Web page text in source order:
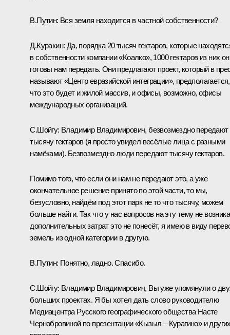
В.Путин: Вся земля находится в частной собственности?
Д.Куракин: Да, порядка 20 тысяч гектаров, которые
в собственности компании «Коалко», 1000 гектаров из них
готовы нам передать. Они предлагают проект, который в
называют «Центр евразийской интеграции», предполагается,
что это будет и жилой массив, и офисы, возможно, офисы
международных организаций.
С.Шойгу: Владимир Владимирович, безвозмездно передают
тысячу гектаров (я просто увидел весёлые лица с разными
намёками). Безвозмездно люди передают тысячу гектаров.
Помимо того, что если они нам не передают это, а уже
окончательное решение принято по этой части, то мы,
безусловно, найдём под этот парк не то что тысячу, можем
больше найти. Так что у нас вопросов на эту тему не
дополнительных затрат это не понесёт, я имею в виду
земель из одной категории в другую.
В.Путин: Понятно, ладно. Спасибо.
С.Шойгу: Владимир Владимирович, Вы уже упомянули о
больших проектах. Я бы хотел дать слово руководителю
Медиацентра Русского географического общества Насте
Чернобровиной по презентации «Кызыл – Курагино» и